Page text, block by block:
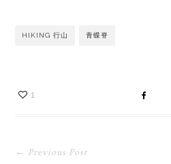
HIKING 行山 青蝶脊
1
← Previous Post